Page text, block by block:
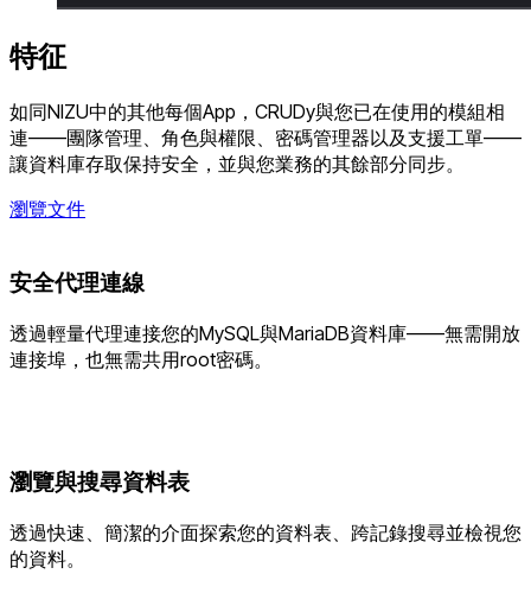
特征
如同NIZU中的其他每個App，CRUDy與您已在使用的模組相
連——團隊管理、角色與權限、密碼管理器以及支援工單——
讓資料庫存取保持安全，並與您業務的其餘部分同步。
瀏覽文件
安全代理連線
透過輕量代理連接您的MySQL與MariaDB資料庫——無需開放
連接埠，也無需共用root密碼。
瀏覽與搜尋資料表
透過快速、簡潔的介面探索您的資料表、跨記錄搜尋並檢視您
的資料。